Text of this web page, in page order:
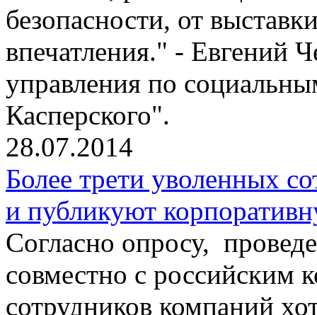
безопасности, от
впечатления." - Евгений
управления по
Касперского".
28.07.2014
Более трети уволенных
и публикуют
Согласно опросу,
совместно с российским
сотрудников компаний